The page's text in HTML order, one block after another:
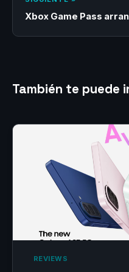
Xbox Game Pass
También te puede
‎ REVIEWS‎